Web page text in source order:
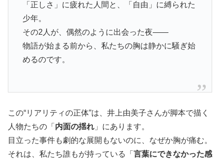
「正しさ」に疲れた人間と、「自由」に縛られた
少年。
その2人が、偶然のように出会った夜——
物語が始まる前から、私たちの胸は静かに騒ぎ始
めるのです。
この“リアリティの正体”は、井上由美子さんが脚本で描く
人物たちの「 内面の揺れ 」にあります。
目立った事件も劇的な展開もないのに、なぜか胸が痛む。
それは、私たち誰もが持っている「 言葉にできなかった感